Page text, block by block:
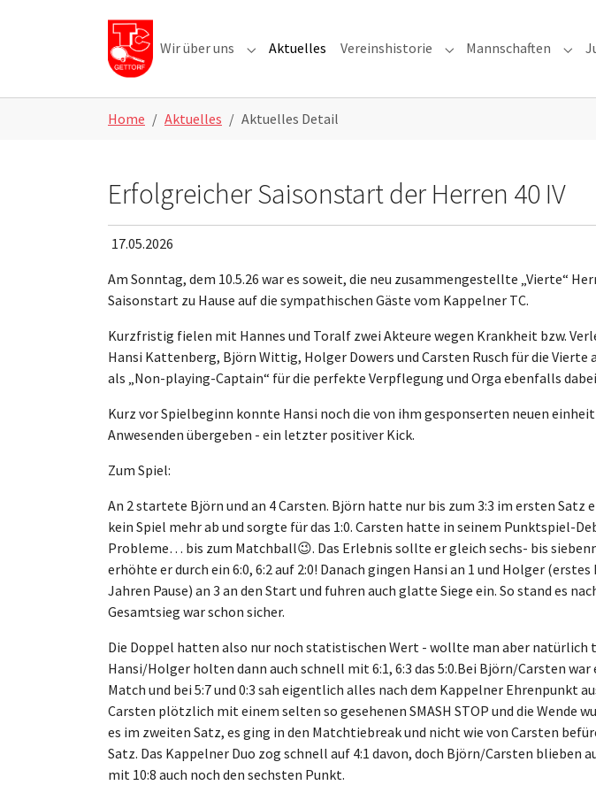
Wir über uns Submenu for "Wir über uns"
Aktuelles Vereinshistorie Submenu for
Mannschaften
Home Aktuelles Aktuelles Detail
Erfolgreicher Saisonstart der Herren 40 IV
17.05.2026
Am Sonntag, dem 10.5.26 war es soweit, die neu zusammengestellte „Vierte“
Saisonstart zu Hause auf die sympathischen Gäste vom Kappelner TC.
Kurzfristig fielen mit Hannes und Toralf zwei Akteure wegen Krankheit bzw.
Hansi Kattenberg, Björn Wittig, Holger Dowers und Carsten Rusch für die Vierte
als „Non-playing-Captain“ für die perfekte Verpflegung und Orga ebenfalls
Kurz vor Spielbeginn konnte Hansi noch die von ihm gesponserten neuen
Anwesenden übergeben - ein letzter positiver Kick.
Zum Spiel:
An 2 startete Björn und an 4 Carsten. Björn hatte nur bis zum 3:3 im ersten Satz
kein Spiel mehr ab und sorgte für das 1:0. Carsten hatte in seinem Punktspiel-
Probleme… bis zum Matchball😉. Das Erlebnis sollte er gleich sechs- bis
erhöhte er durch ein 6:0, 6:2 auf 2:0! Danach gingen Hansi an 1 und Holger
Jahren Pause) an 3 an den Start und fuhren auch glatte Siege ein. So stand es
Gesamtsieg war schon sicher.
Die Doppel hatten also nur noch statistischen Wert - wollte man aber natürlich
Hansi/Holger holten dann auch schnell mit 6:1, 6:3 das 5:0.Bei Björn/Carsten war
Match und bei 5:7 und 0:3 sah eigentlich alles nach dem Kappelner Ehrenpunkt
Carsten plötzlich mit einem selten so gesehenen SMASH STOP und die Wende
es im zweiten Satz, es ging in den Matchtiebreak und nicht wie von Carsten
Satz. Das Kappelner Duo zog schnell auf 4:1 davon, doch Björn/Carsten blieben
mit 10:8 auch noch den sechsten Punkt.